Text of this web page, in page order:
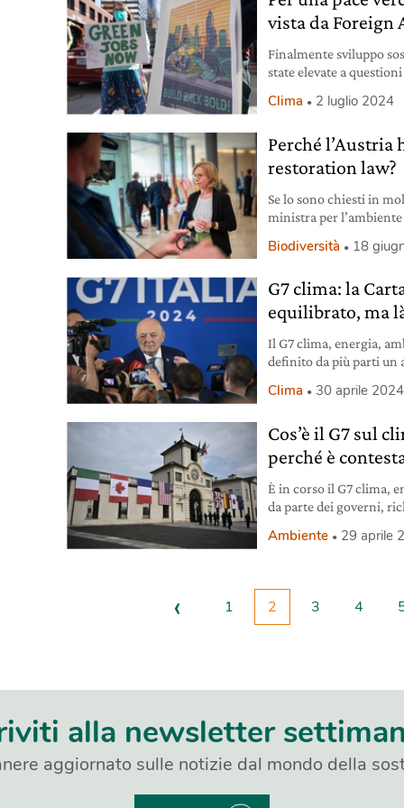
vista da Foreign
Finalmente sviluppo
state elevate a
Clima 2 luglio 2024
Perché l’Austria
restoration law?
Se lo sono chiesti in
ministra per
Biodiversità 18
G7 clima: la
equilibrato, ma
Il G7 clima, energia,
definito da più parti un
Clima 30 aprile 2024
Cos’è il G7 sul
perché è
È in corso il G7 clima,
da parte dei governi,
Ambiente 29 aprile
‹ 1 2 3 4
alla newsletter
aggiornato sulle notizie dal mondo della